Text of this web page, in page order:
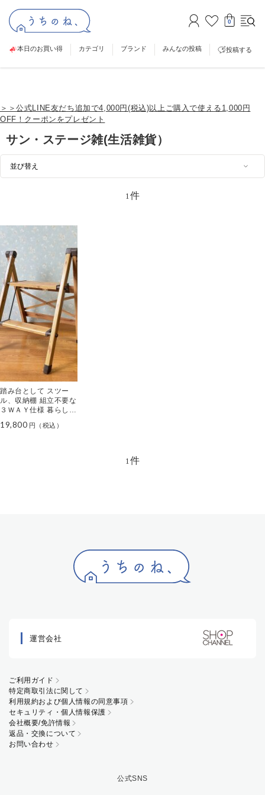
0
本日のお買い得 カテゴリ ブランド みんなの投稿 投稿する
＞＞公式LINE友だち追加で4,000円(税込)以上ご購入で使える1,000円
OFF！クーポンをプレゼント
サン・ステージ雑(生活雑貨）
1件
踏み台として スツー
ル、収納棚 組立不要な
３ＷＡＹ仕様 暮らしに
ンドステップ
19,800
1件
運営会社
ご利用ガイド
特定商取引法に関して
利用規約および個人情報の同意事項
セキュリティ・個人情報保護
会社概要/免許情報
返品・交換について
お問い合わせ